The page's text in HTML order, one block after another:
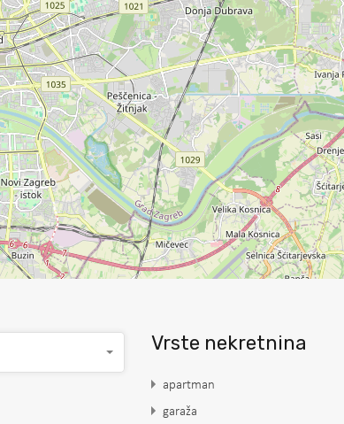
Vrste nekretnina
apartman
garaža